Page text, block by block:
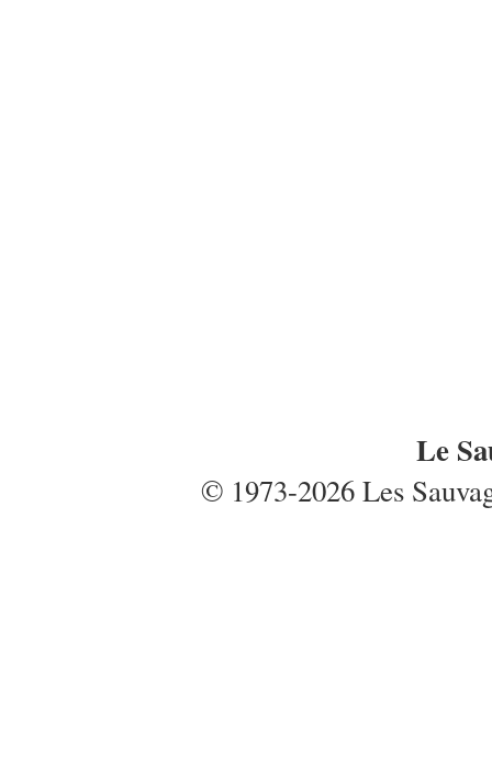
Le
© 1973-2026 Les